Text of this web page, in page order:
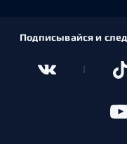
Подписывайся и